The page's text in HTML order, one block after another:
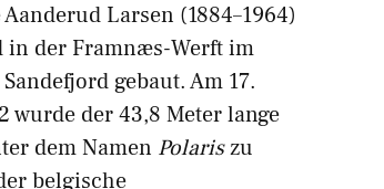
Larsen (1884–1964)
in der Framnæs-Werft im
gebaut. Am 17.
wurde der 43,8 Meter lange
dem Namen Polariszu
belgische